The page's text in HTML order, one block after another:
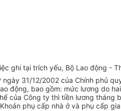
ghi tại trích yếu, Bộ Lao động -
31/12/2002 của Chính phủ
động, bao gồm: mức lương do
của Công ty thì tiền lương
phụ cấp nhà ở và phụ cấp